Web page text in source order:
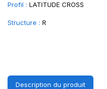
Profil : LATITUDE CROSS
Structure : R
Description du produit